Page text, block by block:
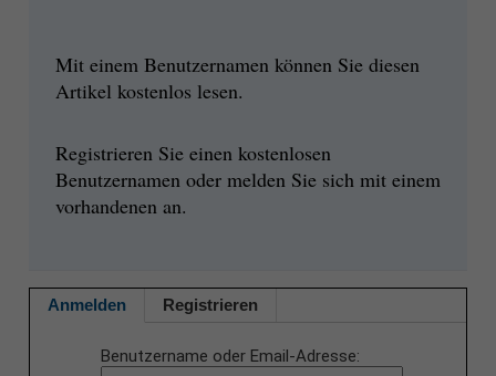
Mit einem Benutzernamen können Sie diesen
Artikel kostenlos lesen.
Registrieren Sie einen kostenlosen
Benutzernamen oder melden Sie sich mit einem
vorhandenen an.
Anmelden Registrieren
Benutzername oder Email-Adresse